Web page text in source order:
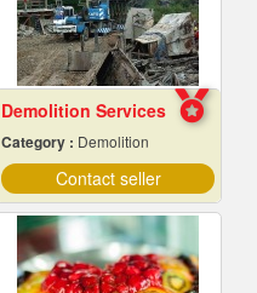
Demolition Services
Category : Demolition
Contact seller